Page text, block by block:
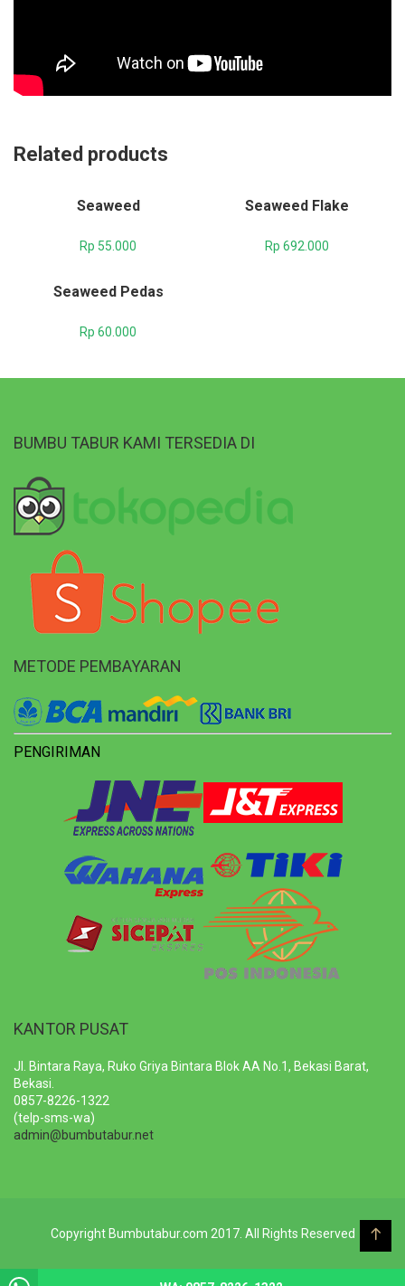
Related products
Seaweed
Rp 55.000
Seaweed Flake
Rp 692.000
Seaweed Pedas
Rp 60.000
BUMBU TABUR KAMI TERSEDIA DI
METODE PEMBAYARAN
PENGIRIMAN
KANTOR PUSAT
Jl. Bintara Raya, Ruko Griya Bintara Blok AA No.1, Bekasi Barat,
Bekasi.
0857-8226-1322
(telp-sms-wa)
admin@bumbutabur.net
Copyright Bumbutabur.com 2017. All Rights Reserved